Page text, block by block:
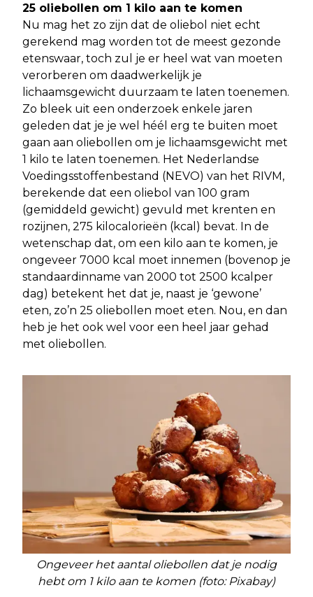
25 oliebollen om 1 kilo aan te komen
Nu mag het zo zijn dat de oliebol niet echt
gerekend mag worden tot de meest gezonde
etenswaar, toch zul je er heel wat van moeten
verorberen om daadwerkelijk je
lichaamsgewicht duurzaam te laten toenemen.
Zo bleek uit een onderzoek enkele jaren
geleden dat je je wel héél erg te buiten moet
gaan aan oliebollen om je lichaamsgewicht met
1 kilo te laten toenemen. Het Nederlandse
Voedingsstoffenbestand (NEVO) van het RIVM,
berekende dat een oliebol van 100 gram
(gemiddeld gewicht) gevuld met krenten en
rozijnen, 275 kilocalorieën (kcal) bevat. In de
wetenschap dat, om een kilo aan te komen, je
ongeveer 7000 kcal moet innemen (bovenop je
standaardinname van 2000 tot 2500 kcalper
dag) betekent het dat je, naast je ‘gewone’
eten, zo’n 25 oliebollen moet eten. Nou, en dan
heb je het ook wel voor een heel jaar gehad
met oliebollen.
Ongeveer het aantal oliebollen dat je nodig
hebt om 1 kilo aan te komen (foto: Pixabay)